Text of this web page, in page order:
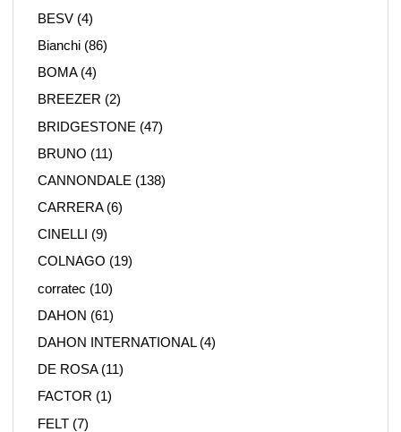
BESV (4)
Bianchi (86)
BOMA(4)
BREEZER (2)
BRIDGESTONE (47)
BRUNO (11)
CANNONDALE (138)
CARRERA(6)
CINELLI (9)
COLNAGO (19)
corratec (10)
DAHON (61)
DAHON INTERNATIONAL(4)
DE ROSA(11)
FACTOR (1)
FELT (7)